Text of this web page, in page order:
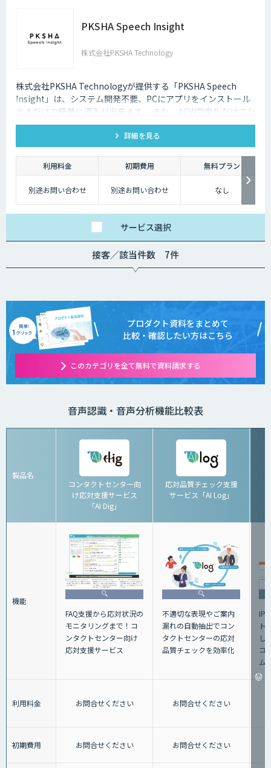
PKSHA Speech Insight
株式会社PKSHA Technology
株式会社PKSHA Technologyが提供する「PKSHA Speech
Insight」は、システム開発不要、PCにアプリをインストール
するだけで簡単に導入が出来ます。 また、ACW効率化だけでな
く、オペレーターのモニタリングサポート・応答品質向上にも
詳細を見る
利用料金 初期費用 無料プラン
別途お問い合わせ 別途お問い合わせ なし
サービス選択
接客／該当件数 7件
プロダクト資料をまとめて
比較・確認したい方はこちら
このカテゴリを全て無料で資料請求する
音声認識・音声分析機能比較表
製品名
コンタクトセンター向
け応対支援サービス
「AI Dig」
応対品質チェック支援
サービス「AI Log」
機能
FAQ支援から応対状況の
モニタリングまで！コ
ンタクトセンター向け
応対支援サービス
不適切な表現やご案内
漏れの自動抽出でコン
タクトセンターの応対
品質チェックを効率化
IP-
ト
し
コ
ム
利用料金 お問合せください お問合せください
初期費用 お問合せください お問合せください